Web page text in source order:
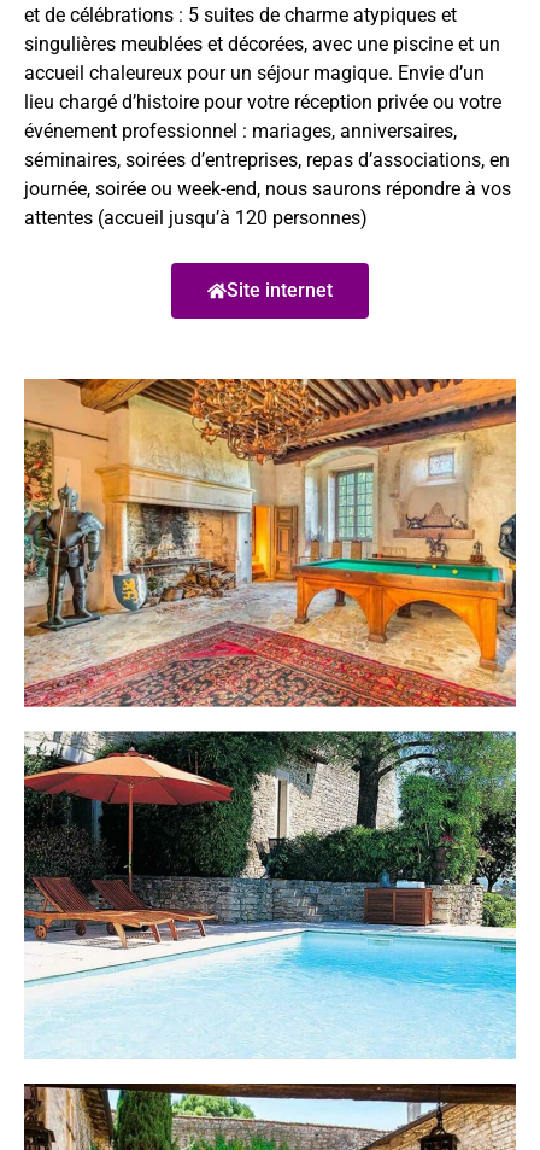
et de célébrations : 5 suites de charme atypiques et
singulières meublées et décorées, avec une piscine et un
accueil chaleureux pour un séjour magique. Envie d’un
lieu chargé d’histoire pour votre réception privée ou votre
événement professionnel : mariages, anniversaires,
séminaires, soirées d’entreprises, repas d’associations, en
journée, soirée ou week-end, nous saurons répondre à vos
attentes (accueil jusqu’à 120 personnes)
Site internet